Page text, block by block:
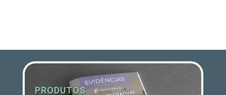
PRODUTOS